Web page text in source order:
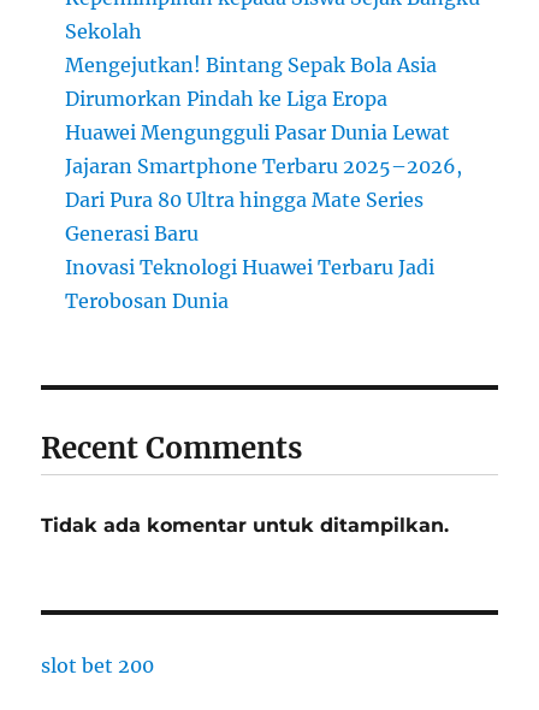
Sekolah
Mengejutkan! Bintang Sepak Bola Asia
Dirumorkan Pindah ke Liga Eropa
Huawei Mengungguli Pasar Dunia Lewat
Jajaran Smartphone Terbaru 2025–2026,
Dari Pura 80 Ultra hingga Mate Series
Generasi Baru
Inovasi Teknologi Huawei Terbaru Jadi
Terobosan Dunia
Recent Comments
Tidak ada komentar untuk ditampilkan.
slot bet 200